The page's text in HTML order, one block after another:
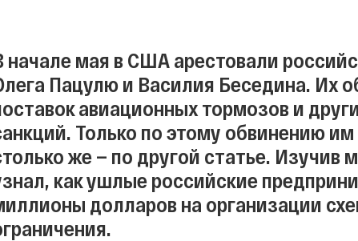
начале мая в США арестовали
Пацулю и Василия Беседина. Их
авиационных тормозов и
Только по этому обвинению
же — по другой статье. Изучив
как ушлые российские
долларов на организации